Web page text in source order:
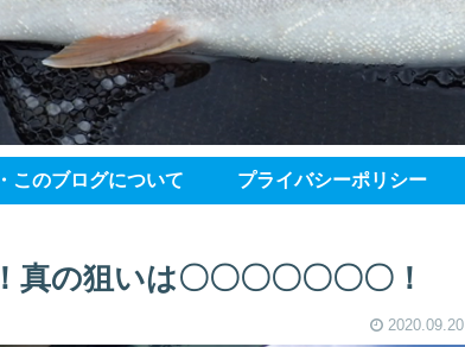
このブログについて プライバシーポリシー
の狙いは〇〇〇〇〇〇〇！
2020.09.20